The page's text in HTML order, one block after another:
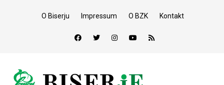
O Biserju Impressum O BZK Kontakt